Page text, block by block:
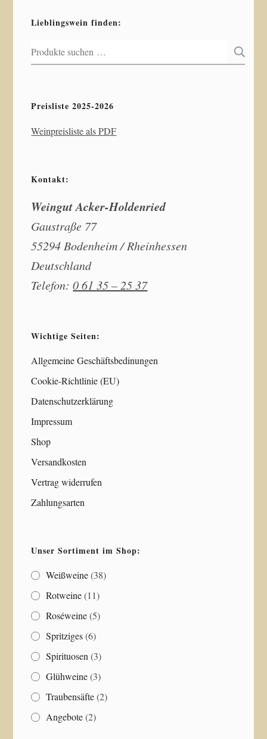
Lieblingswein finden:
Suchen
nach:
Preisliste 2025-2026
Weinpreisliste als PDF
Kontakt:
Weingut Acker-Holdenried
Gaustraße 77
55294 Bodenheim / Rheinhessen
Deutschland
Telefon:0 61 35 – 25 37
Wichtige Seiten:
Allgemeine Geschäftsbedinungen
Cookie-Richtlinie (EU)
Datenschutzerklärung
Impressum
Shop
Versandkosten
Vertrag widerrufen
Zahlungsarten
Unser Sortiment im Shop:
Weißweine (38)
Rotweine (11)
Roséweine (5)
Spritziges (6)
Spirituosen (3)
Glühweine (3)
Traubensäfte (2)
Angebote (2)